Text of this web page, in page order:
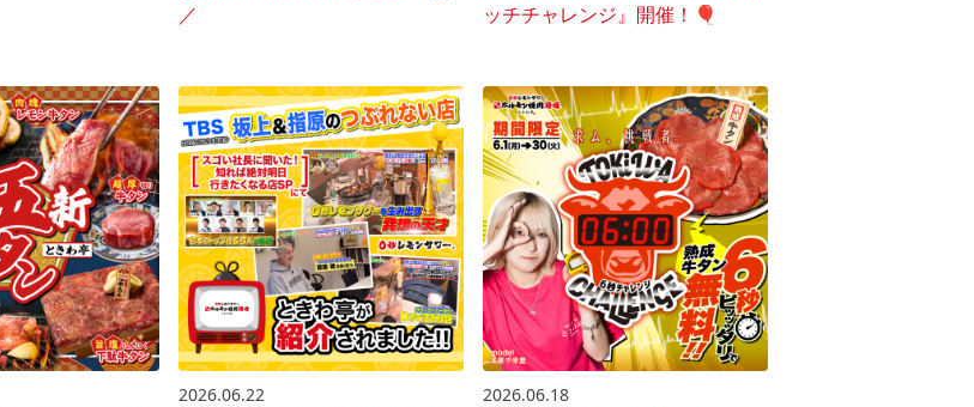
／
ッチチャレンジ』開催！🎈
2026.06.22 2026.06.18